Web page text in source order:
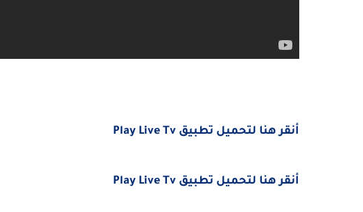
أنقر هنا لتحميل تطبيق Play Live Tv
أنقر هنا لتحميل تطبيق Play Live Tv